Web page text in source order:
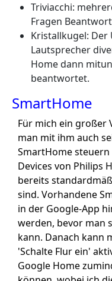
Triviacchi:
Fragen
Kristallkugel:
Lautsprecher
Home dann
beantwortet.
SmartHome
Für mich ein großer
man mit ihm auch
SmartHome
Devices von Philips
bereits
sind. Vorhandene
in der Google-App
werden, bevor man
kann. Danach kann
'Schalte Flur ein'
Google Home